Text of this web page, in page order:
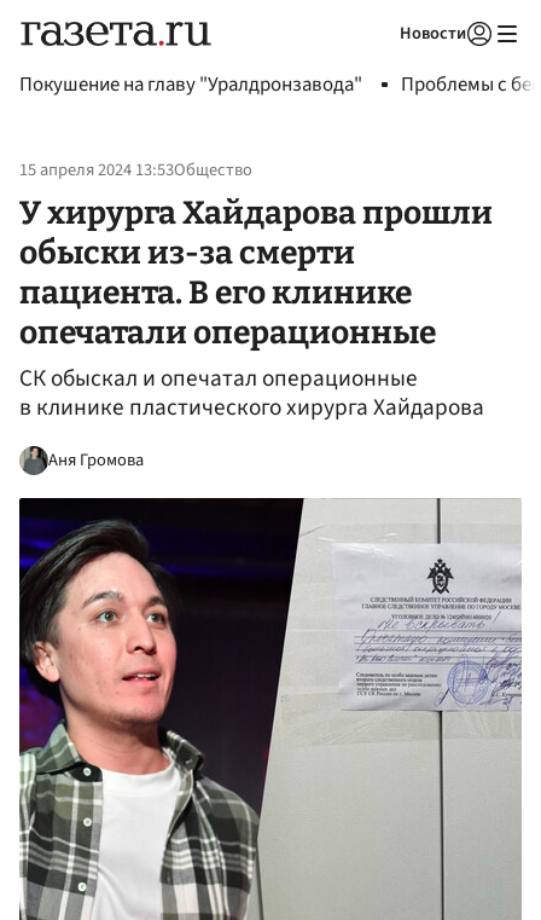
Новости
Покушение на главу "Уралдронзавода" Проблемы с
15 апреля 2024 13:53Общество
У хирурга Хайдарова прошли
обыски из-за смерти
пациента. В его клинике
опечатали операционные
СК обыскал и опечатал операционные
в клинике пластического хирурга Хайдарова
Аня Громова